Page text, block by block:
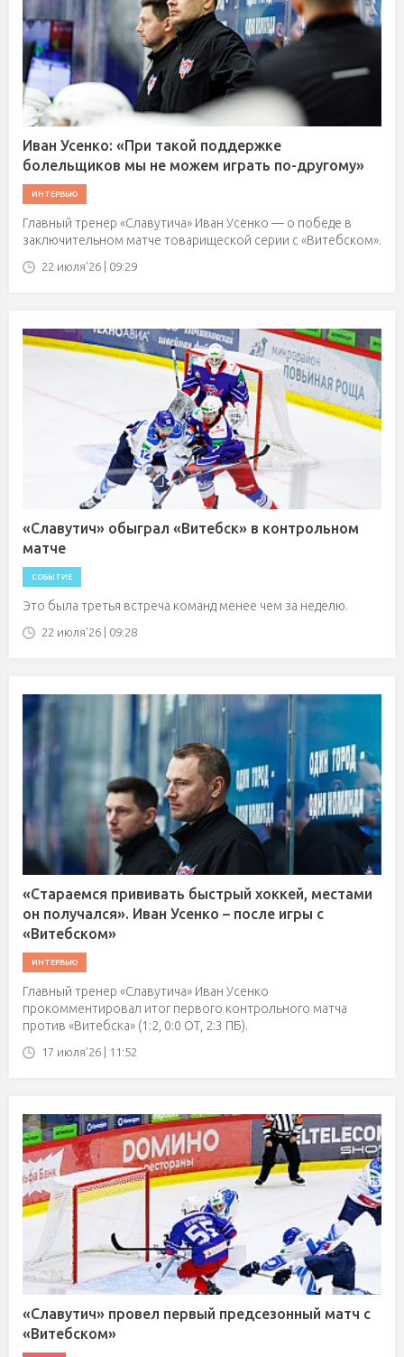
Иван Усенко: «При такой поддержке
болельщиков мы не можем играть по-другому»
ИНТЕРВЬЮ
Главный тренер «Славутича» Иван Усенко — о победе в
заключительном матче товарищеской серии с «Витебском».
22 июля'26 | 09:29
«Славутич» обыграл «Витебск» в контрольном
матче
СОБЫТИЕ
Это была третья встреча команд менее чем за неделю.
22 июля'26 | 09:28
«Стараемся прививать быстрый хоккей, местами
он получался». Иван Усенко – после игры с
«Витебском»
ИНТЕРВЬЮ
Главный тренер «Славутича» Иван Усенко
прокомментировал итог первого контрольного матча
против «Витебска» (1:2, 0:0 ОТ, 2:3 ПБ).
17 июля'26 | 11:52
«Славутич» провел первый предсезонный матч с
«Витебском»